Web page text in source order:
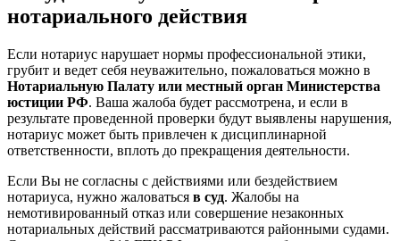
нотариального действия
Если нотариус нарушает нормы профессиональной этики,
грубит и ведет себя неуважительно, пожаловаться можно в
Нотариальную Палату или местный орган Министерства
юстиции РФ. Ваша жалоба будет рассмотрена, и если в
результате проведенной проверки будут выявлены нарушения,
нотариус может быть привлечен к дисциплинарной
ответственности, вплоть до прекращения деятельности.
Если Вы не согласны с действиями или бездействием
нотариуса, нужно жаловаться в суд. Жалобы на
немотивированный отказ или совершение незаконных
нотариальных действий рассматриваются районными судами.